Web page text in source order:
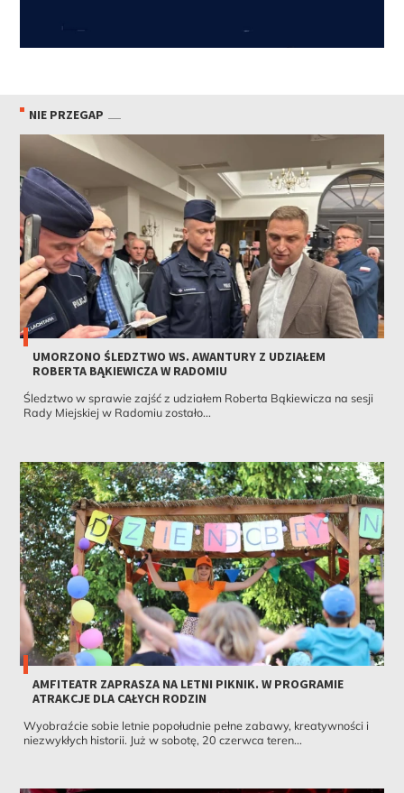
NIE PRZEGAP
UMORZONO ŚLEDZTWO WS. AWANTURY Z UDZIAŁEM
ROBERTA BĄKIEWICZA W RADOMIU
Śledztwo w sprawie zajść z udziałem Roberta Bąkiewicza na sesji
Rady Miejskiej w Radomiu zostało...
AMFITEATR ZAPRASZA NA LETNI PIKNIK. W PROGRAMIE
ATRAKCJE DLA CAŁYCH RODZIN
Wyobraźcie sobie letnie popołudnie pełne zabawy, kreatywności i
niezwykłych historii. Już w sobotę, 20 czerwca teren...